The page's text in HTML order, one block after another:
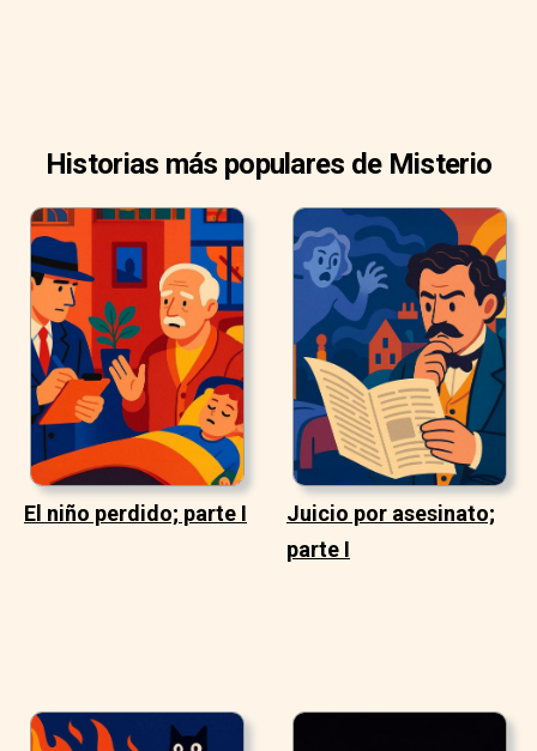
Historias más populares de Misterio
El niño perdido; parte I
Juicio por asesinato;
parte I